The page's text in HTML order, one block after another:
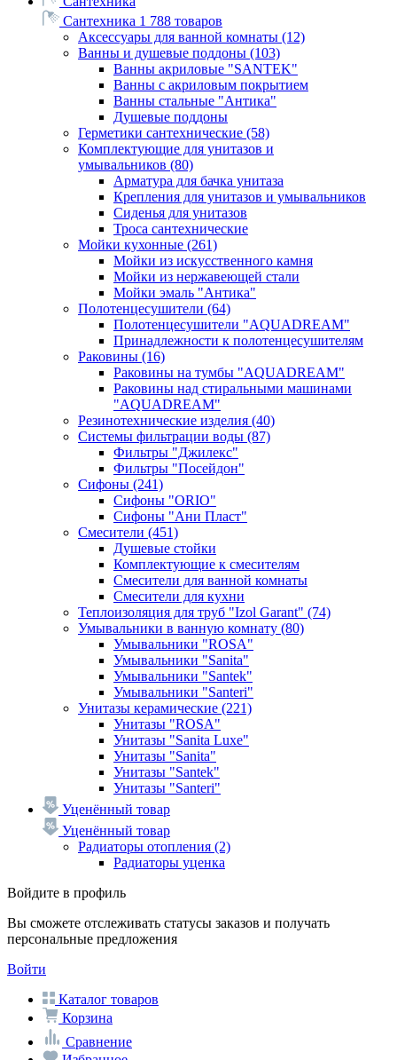
Сантехника 1 788 товаров
Аксессуары для ванной комнаты (12)
Ванны и душевые поддоны (103)
Ванны акриловые "SANTEK"
Ванны с акриловым покрытием
Ванны стальные "Антика"
Душевые поддоны
Герметики сантехнические (58)
Комплектующие для унитазов и
умывальников (80)
Арматура для бачка унитаза
Крепления для унитазов и умывальников
Сиденья для унитазов
Троса сантехнические
Мойки кухонные (261)
Мойки из искусственного камня
Мойки из нержавеющей стали
Мойки эмаль "Антика"
Полотенцесушители (64)
Полотенцесушители "AQUADREAM"
Принадлежности к полотенцесушителям
Раковины (16)
Раковины на тумбы "AQUADREAM"
Раковины над стиральными машинами
"AQUADREAM"
Резинотехнические изделия (40)
Системы фильтрации воды (87)
Фильтры "Джилекс"
Фильтры "Посейдон"
Сифоны (241)
Сифоны "ORIO"
Сифоны "Ани Пласт"
Смесители (451)
Душевые стойки
Комплектующие к смесителям
Смесители для ванной комнаты
Смесители для кухни
Теплоизоляция для труб "Izol Garant" (74)
Умывальники в ванную комнату (80)
Умывальники "ROSA"
Умывальники "Sanita"
Умывальники "Santek"
Умывальники "Santeri"
Унитазы керамические (221)
Унитазы "ROSA"
Унитазы "Sanita Luxe"
Унитазы "Sanita"
Унитазы "Santek"
Унитазы "Santeri"
Уценённый товар
Уценённый товар
Радиаторы отопления (2)
Радиаторы уценка
Войдите в профиль
Вы сможете отслеживать статусы заказов и получать
персональные предложения
Войти
Каталог товаров
Корзина
Сравнение